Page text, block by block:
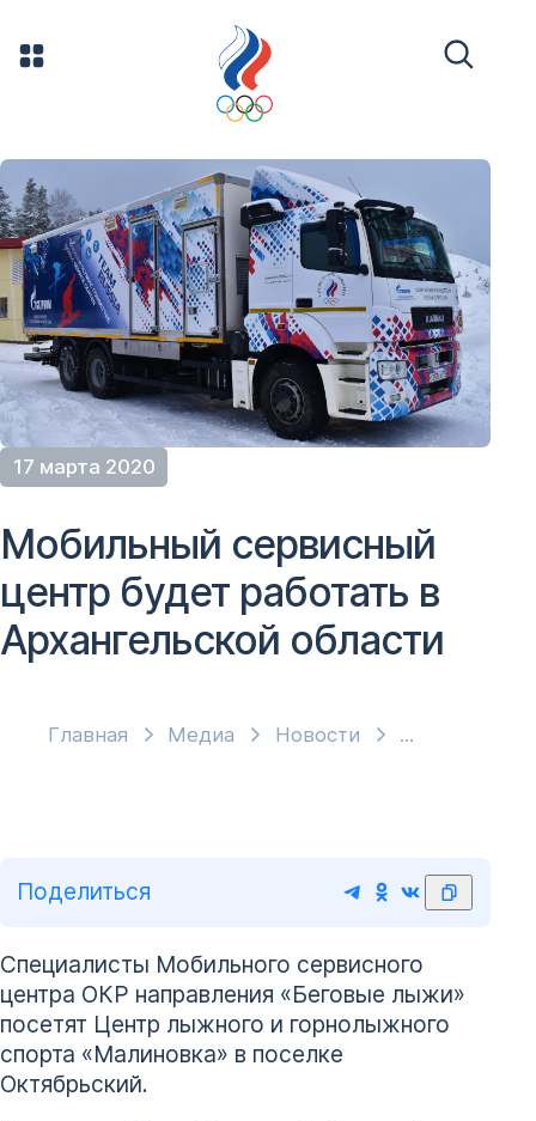
17 марта 2020
Главная Медиа Новости
Мобильный сервисный
центр будет работать в
Архангельской области
Поделиться
Специалисты Мобильного сервисного
центра ОКР направления «Беговые лыжи»
посетят Центр лыжного и горнолыжного
спорта «Малиновка» в поселке
Октябрьский.